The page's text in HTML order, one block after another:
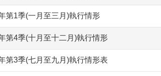
第1季(一月至三月)執行情形
第4季(十月至十二月)執行情形
第3季(七月至九月)執行情形表